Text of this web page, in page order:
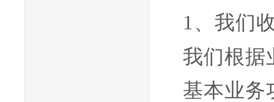
1、我们
我们根据
基本业务